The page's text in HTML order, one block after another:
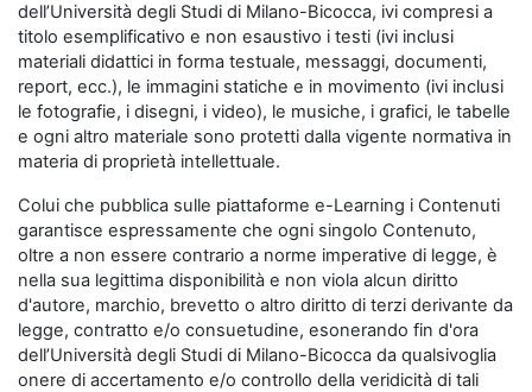
dell’Università degli Studi di Milano-Bicocca, ivi compresi a
titolo esemplificativo e non esaustivo i testi (ivi inclusi
materiali didattici in forma testuale, messaggi, documenti,
report, ecc.), le immagini statiche e in movimento (ivi inclusi
le fotografie, i disegni, i video), le musiche, i grafici, le tabelle
e ogni altro materiale sono protetti dalla vigente normativa in
materia di proprietà intellettuale.
Colui che pubblica sulle piattaforme e-Learning i Contenuti
garantisce espressamente che ogni singolo Contenuto,
oltre a non essere contrario a norme imperative di legge, è
nella sua legittima disponibilità e non viola alcun diritto
d'autore, marchio, brevetto o altro diritto di terzi derivante da
legge, contratto e/o consuetudine, esonerando fin d'ora
dell’Università degli Studi di Milano-Bicocca da qualsivoglia
onere di accertamento e/o controllo della veridicità di tali